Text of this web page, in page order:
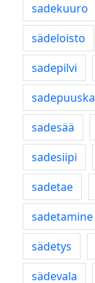
sadekuuro
sädeloisto
sadepilvi
sadepuuska
sadesää
sadesiipi
sadetae
sadetamine
sädetys
sädevala